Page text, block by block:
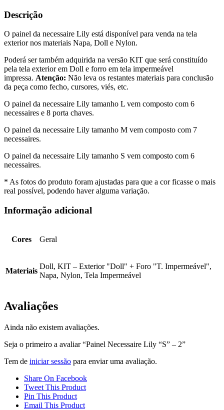
Descrição
O painel da necessaire Lily está disponível para venda na tela
exterior nos materiais Napa, Doll e Nylon.
Poderá ser também adquirida na versão KIT que será constituído
pela tela exterior em Doll e forro em tela impermeável
impressa. Atenção: Não leva os restantes materiais para conclusão
da peça como fecho, cursores, viés, etc.
O painel da necessaire Lily tamanho L vem composto com 6
necessaires e 8 porta chaves.
O painel da necessaire Lily tamanho M vem composto com 7
necessaires.
O painel da necessaire Lily tamanho S vem composto com 6
necessaires.
* As fotos do produto foram ajustadas para que a cor ficasse o mais
real possível, podendo haver alguma variação.
Informação adicional
Cores Geral
Materiais
Doll, KIT – Exterior "Doll" + Foro "T. Impermeável",
Napa, Nylon, Tela Impermeável
Avaliações
Ainda não existem avaliações.
Seja o primeiro a avaliar “Painel Necessaire Lily “S” – 2”
Tem de iniciar sessão para enviar uma avaliação.
Share On Facebook
Tweet This Product
Pin This Product
Email This Product